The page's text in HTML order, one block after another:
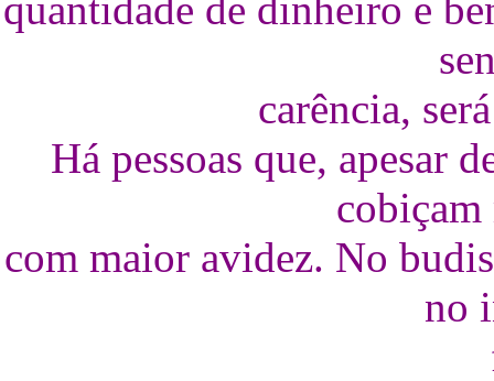
carência,
Há pessoas que, apesar
cobiçam
com maior avidez. No
no